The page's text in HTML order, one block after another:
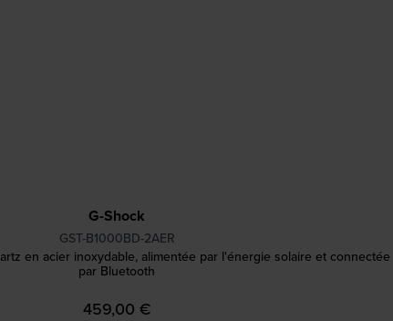
G-Shock
GST-B1000BD-2AER
en acier inoxydable, alimentée par l'énergie solaire et connectée
par Bluetooth
459,00 €